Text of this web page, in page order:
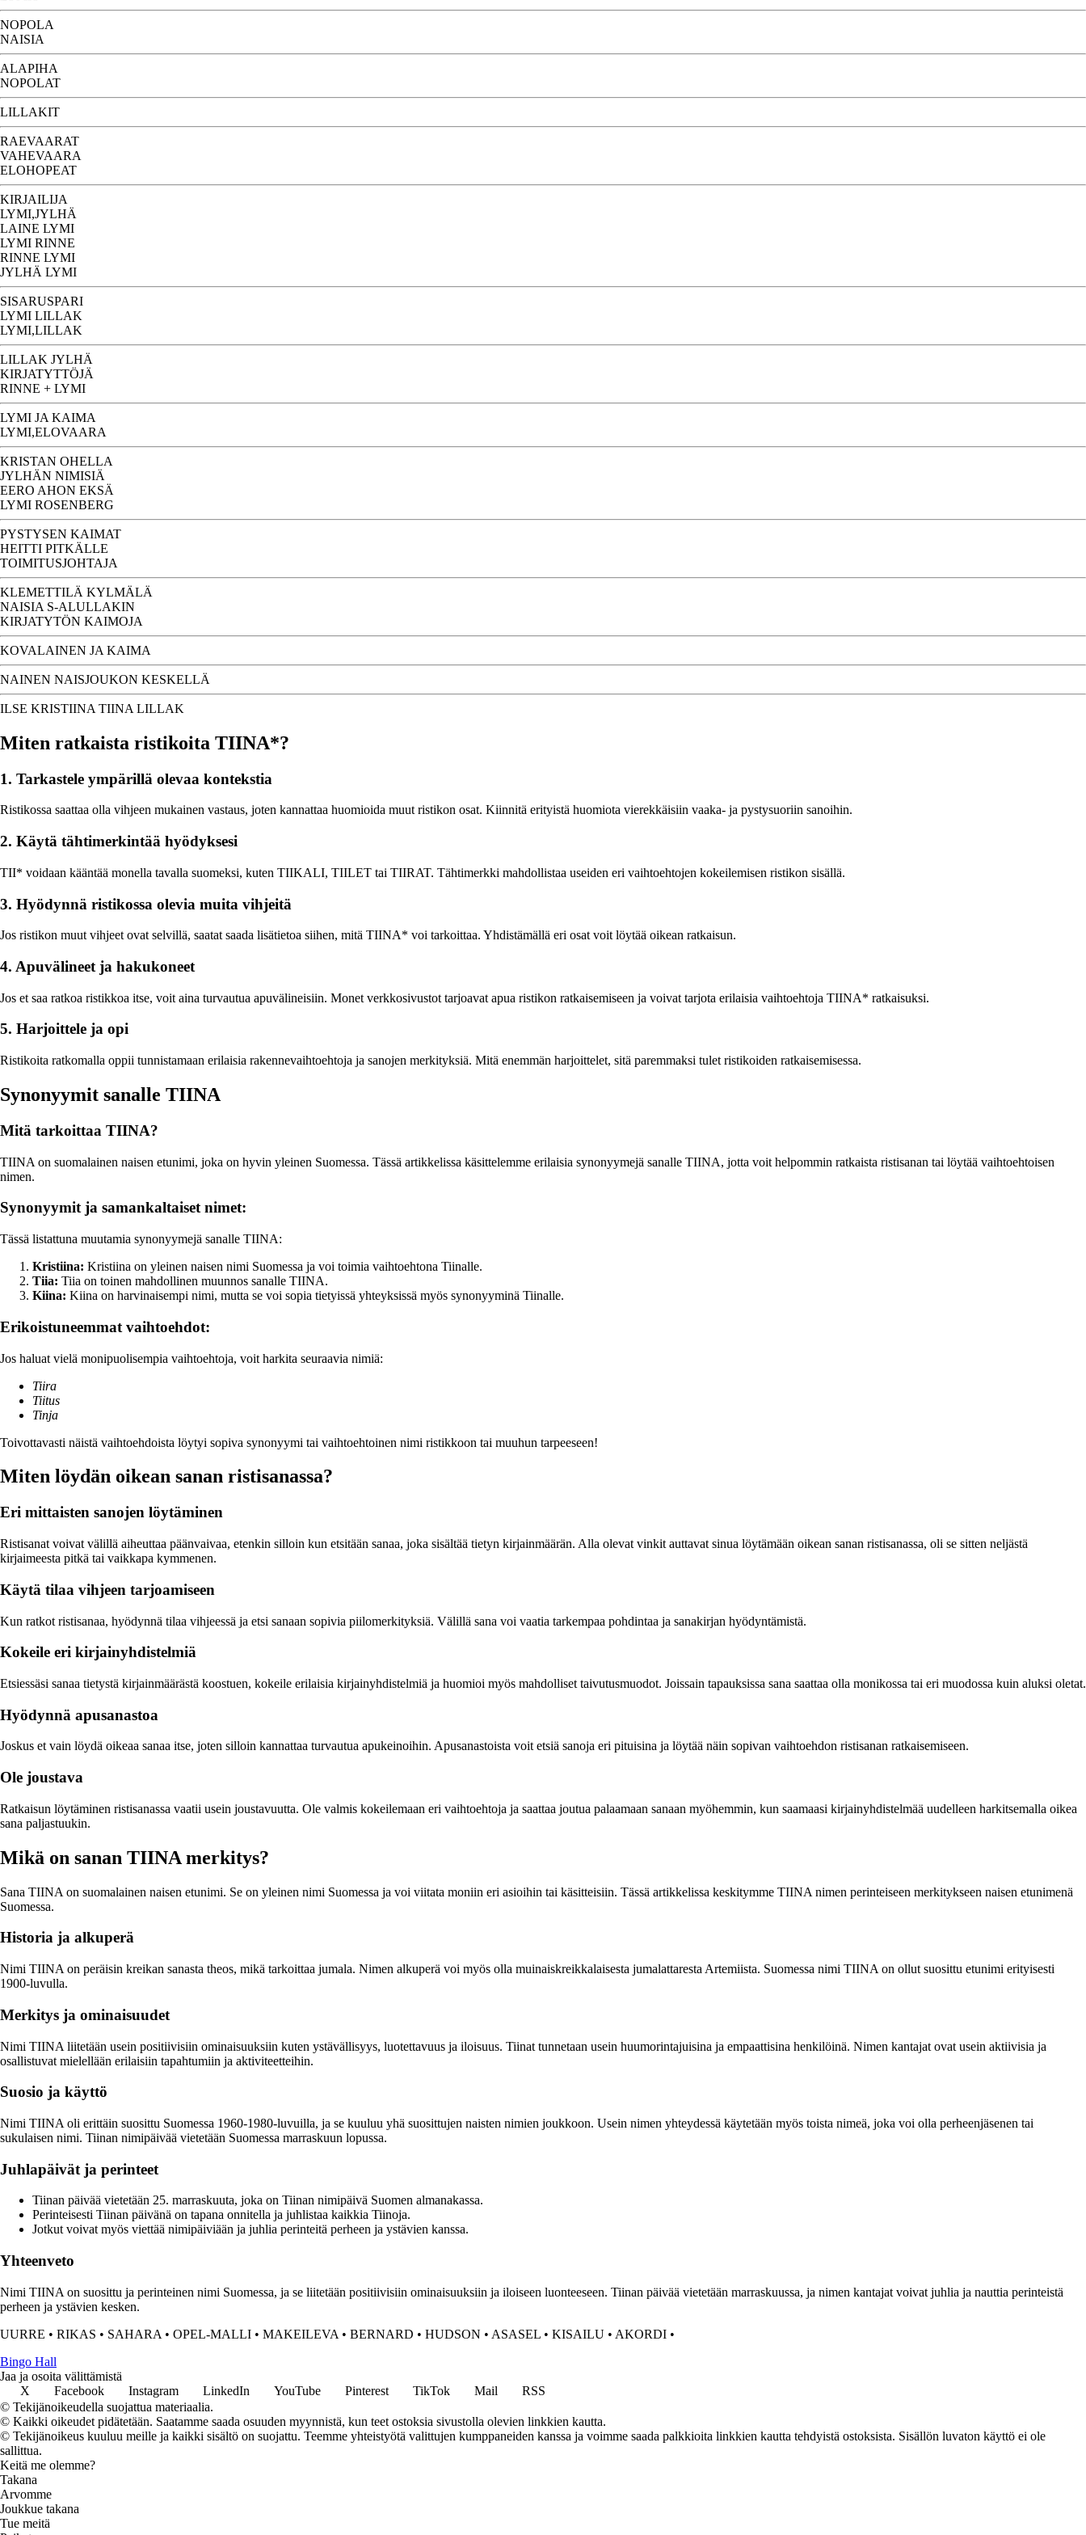
NOPOLA
NAISIA
ALAPIHA
NOPOLAT
LILLAKIT
RAEVAARAT
VAHEVAARA
ELOHOPEAT
KIRJAILIJA
LYMI,JYLHÄ
LAINE LYMI
LYMI RINNE
RINNE LYMI
JYLHÄ LYMI
SISARUSPARI
LYMI LILLAK
LYMI,LILLAK
LILLAK JYLHÄ
KIRJATYTTÖJÄ
RINNE + LYMI
LYMI JA KAIMA
LYMI,ELOVAARA
KRISTAN OHELLA
JYLHÄN NIMISIÄ
EERO AHON EKSÄ
LYMI ROSENBERG
PYSTYSEN KAIMAT
HEITTI PITKÄLLE
TOIMITUSJOHTAJA
KLEMETTILÄ KYLMÄLÄ
NAISIA S-ALULLAKIN
KIRJATYTÖN KAIMOJA
KOVALAINEN JA KAIMA
NAINEN NAISJOUKON KESKELLÄ
ILSE KRISTIINA TIINA LILLAK
Miten ratkaista ristikoita TIINA*?
1. Tarkastele ympärillä olevaa kontekstia
Ristikossa saattaa olla vihjeen mukainen vastaus, joten kannattaa huomioida muut ristikon osat. Kiinnitä erityistä huomiota vierekkäisiin vaaka- ja pystysuoriin sanoihin.
2. Käytä tähtimerkintää hyödyksesi
TII* voidaan kääntää monella tavalla suomeksi, kuten TIIKALI, TIILET tai TIIRAT. Tähtimerkki mahdollistaa useiden eri vaihtoehtojen kokeilemisen ristikon sisällä.
3. Hyödynnä ristikossa olevia muita vihjeitä
Jos ristikon muut vihjeet ovat selvillä, saatat saada lisätietoa siihen, mitä TIINA* voi tarkoittaa. Yhdistämällä eri osat voit löytää oikean ratkaisun.
4. Apuvälineet ja hakukoneet
Jos et saa ratkoa ristikkoa itse, voit aina turvautua apuvälineisiin. Monet verkkosivustot tarjoavat apua ristikon ratkaisemiseen ja voivat tarjota erilaisia vaihtoehtoja TIINA* ratkaisuksi.
5. Harjoittele ja opi
Ristikoita ratkomalla oppii tunnistamaan erilaisia rakennevaihtoehtoja ja sanojen merkityksiä. Mitä enemmän harjoittelet, sitä paremmaksi tulet ristikoiden ratkaisemisessa.
Synonyymit sanalle TIINA
Mitä tarkoittaa TIINA?
TIINA on suomalainen naisen etunimi, joka on hyvin yleinen Suomessa. Tässä artikkelissa käsittelemme erilaisia synonyymejä sanalle TIINA, jotta voit helpommin ratkaista ristisanan tai löytää vaihtoehtoisen
nimen.
Synonyymit ja samankaltaiset nimet:
Tässä listattuna muutamia synonyymejä sanalle TIINA:
Kristiina: Kristiina on yleinen naisen nimi Suomessa ja voi toimia vaihtoehtona Tiinalle.
Tiia: Tiia on toinen mahdollinen muunnos sanalle TIINA.
Kiina: Kiina on harvinaisempi nimi, mutta se voi sopia tietyissä yhteyksissä myös synonyyminä Tiinalle.
Erikoistuneemmat vaihtoehdot:
Jos haluat vielä monipuolisempia vaihtoehtoja, voit harkita seuraavia nimiä:
Tiira
Tiitus
Tinja
Toivottavasti näistä vaihtoehdoista löytyi sopiva synonyymi tai vaihtoehtoinen nimi ristikkoon tai muuhun tarpeeseen!
Miten löydän oikean sanan ristisanassa?
Eri mittaisten sanojen löytäminen
Ristisanat voivat välillä aiheuttaa päänvaivaa, etenkin silloin kun etsitään sanaa, joka sisältää tietyn kirjainmäärän. Alla olevat vinkit auttavat sinua löytämään oikean sanan ristisanassa, oli se sitten neljästä
kirjaimeesta pitkä tai vaikkapa kymmenen.
Käytä tilaa vihjeen tarjoamiseen
Kun ratkot ristisanaa, hyödynnä tilaa vihjeessä ja etsi sanaan sopivia piilomerkityksiä. Välillä sana voi vaatia tarkempaa pohdintaa ja sanakirjan hyödyntämistä.
Kokeile eri kirjainyhdistelmiä
Etsiessäsi sanaa tietystä kirjainmäärästä koostuen, kokeile erilaisia kirjainyhdistelmiä ja huomioi myös mahdolliset taivutusmuodot. Joissain tapauksissa sana saattaa olla monikossa tai eri muodossa kuin aluksi oletat.
Hyödynnä apusanastoa
Joskus et vain löydä oikeaa sanaa itse, joten silloin kannattaa turvautua apukeinoihin. Apusanastoista voit etsiä sanoja eri pituisina ja löytää näin sopivan vaihtoehdon ristisanan ratkaisemiseen.
Ole joustava
Ratkaisun löytäminen ristisanassa vaatii usein joustavuutta. Ole valmis kokeilemaan eri vaihtoehtoja ja saattaa joutua palaamaan sanaan myöhemmin, kun saamaasi kirjainyhdistelmää uudelleen harkitsemalla oikea
sana paljastuukin.
Mikä on sanan TIINA merkitys?
Sana TIINA on suomalainen naisen etunimi. Se on yleinen nimi Suomessa ja voi viitata moniin eri asioihin tai käsitteisiin. Tässä artikkelissa keskitymme TIINA nimen perinteiseen merkitykseen naisen etunimenä
Suomessa.
Historia ja alkuperä
Nimi TIINA on peräisin kreikan sanasta theos, mikä tarkoittaa jumala. Nimen alkuperä voi myös olla muinaiskreikkalaisesta jumalattaresta Artemiista. Suomessa nimi TIINA on ollut suosittu etunimi erityisesti
1900-luvulla.
Merkitys ja ominaisuudet
Nimi TIINA liitetään usein positiivisiin ominaisuuksiin kuten ystävällisyys, luotettavuus ja iloisuus. Tiinat tunnetaan usein huumorintajuisina ja empaattisina henkilöinä. Nimen kantajat ovat usein aktiivisia ja
osallistuvat mielellään erilaisiin tapahtumiin ja aktiviteetteihin.
Suosio ja käyttö
Nimi TIINA oli erittäin suosittu Suomessa 1960-1980-luvuilla, ja se kuuluu yhä suosittujen naisten nimien joukkoon. Usein nimen yhteydessä käytetään myös toista nimeä, joka voi olla perheenjäsenen tai
sukulaisen nimi. Tiinan nimipäivää vietetään Suomessa marraskuun lopussa.
Juhlapäivät ja perinteet
Tiinan päivää vietetään 25. marraskuuta, joka on Tiinan nimipäivä Suomen almanakassa.
Perinteisesti Tiinan päivänä on tapana onnitella ja juhlistaa kaikkia Tiinoja.
Jotkut voivat myös viettää nimipäiviään ja juhlia perinteitä perheen ja ystävien kanssa.
Yhteenveto
Nimi TIINA on suosittu ja perinteinen nimi Suomessa, ja se liitetään positiivisiin ominaisuuksiin ja iloiseen luonteeseen. Tiinan päivää vietetään marraskuussa, ja nimen kantajat voivat juhlia ja nauttia perinteistä
perheen ja ystävien kesken.
UURRE • RIKAS • SAHARA • OPEL-MALLI • MAKEILEVA • BERNARD • HUDSON • ASASEL • KISAILU • AKORDI •
Bingo Hall
Jaa ja osoita välittämistä
X
Facebook Instagram LinkedIn YouTube Pinterest TikTok Mail
RSS
© Tekijänoikeudella suojattua materiaalia.
© Kaikki oikeudet pidätetään. Saatamme saada osuuden myynnistä, kun teet ostoksia sivustolla olevien linkkien kautta.
© Tekijänoikeus kuuluu meille ja kaikki sisältö on suojattu. Teemme yhteistyötä valittujen kumppaneiden kanssa ja voimme saada palkkioita linkkien kautta tehdyistä ostoksista. Sisällön luvaton käyttö ei ole
sallittua.
Keitä me olemme?
Takana
Arvomme
Joukkue takana
Tue meitä